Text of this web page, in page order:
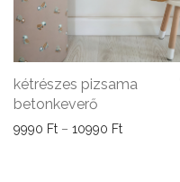
kétrészes pizsama
betonkeverő
9990 Ft – 10990 Ft